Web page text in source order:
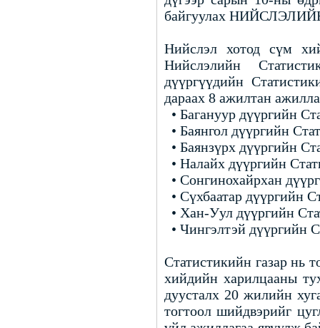
байгуулах
Нийслэл хотод сүм
Нийслэлийн
дүүргүүдийн
дараах 8 ажилтан
• Багануур дүүргийн
• Баянгол дүүргийн
• Баянзүрх дүүргийн
• Налайх дүүргийн
• Сонгинохайрхан
• Сүхбаатар дүүргийн
• Хан-Уул дүүргийн
• Чингэлтэй дүүргийн
Статистикийн газар нь
хийдийн харилцааны
дуусталх 20 жилийн
тогтоол шийдвэрийг